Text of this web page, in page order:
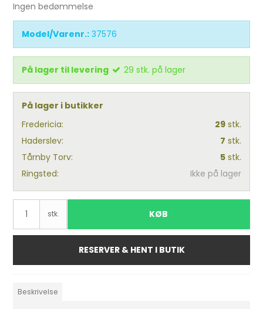
Ingen bedømmelse
Model/Varenr.: 37576
På lager til levering 29 stk. på lager
På lager i butikker
Fredericia:
29stk.
Haderslev:
7 stk.
Tårnby Torv:
5stk.
Ringsted:
Ikke på lager
stk. KØB
RESERVER & HENT I BUTIK
Beskrivelse